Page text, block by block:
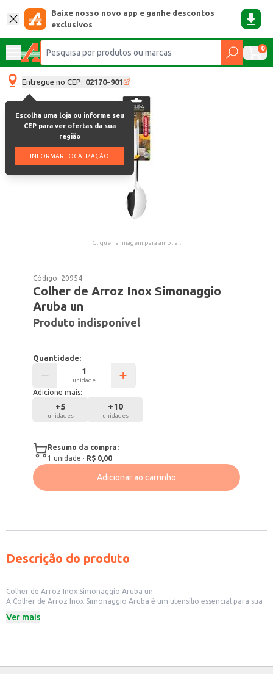
Baixe nosso novo app e ganhe descontos
exclusivos
0
Entregue no CEP: 02170-901
Escolha uma loja ou informe seu
CEP para ver ofertas da sua
região
INFORMAR LOCALIZAÇÃO
Clique na imagem para ampliar.
Código: 20954
Colher de Arroz Inox Simonaggio
Aruba un
Produto indisponível
Quantidade:
unidade
Adicione mais:
+5
unidades
+10
unidades
Resumo da compra:
1 unidade · R$ 0,00
Adicionar ao carrinho
Descrição do produto
Colher de Arroz Inox Simonaggio Aruba un
A Colher de Arroz Inox Simonaggio Aruba é um utensílio essencial para sua
aço inoxidável, oferece durabilidade e resistência, além de um design que
Combine com outros utensílios da linha Simonaggio para uma cozinha
Ver mais